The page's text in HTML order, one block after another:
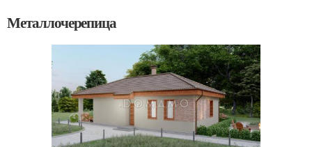
Металлочерепица